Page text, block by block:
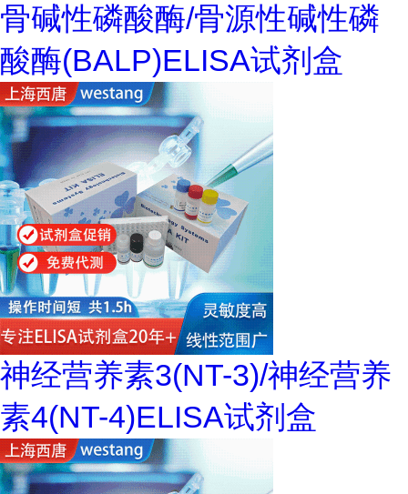
骨碱性磷酸酶/骨源性碱性磷
酸酶(BALP)ELISA试剂盒
神经营养素3(NT-3)/神经营养
素4(NT-4)ELISA试剂盒